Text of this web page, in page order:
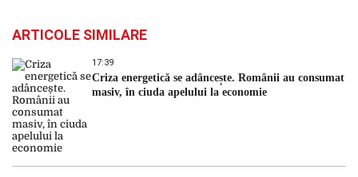
ARTICOLE SIMILARE
17:39
Criza energetică se adâncește. Românii au consumat
masiv, în ciuda apelului la economie